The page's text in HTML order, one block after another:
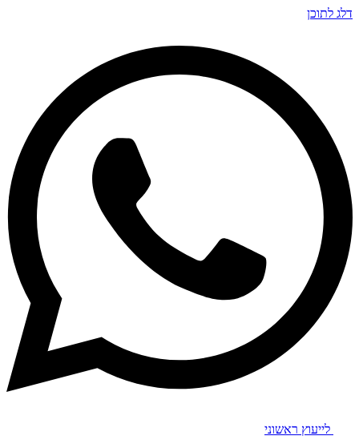
דלג לתוכן
לייעוץ ראשוני